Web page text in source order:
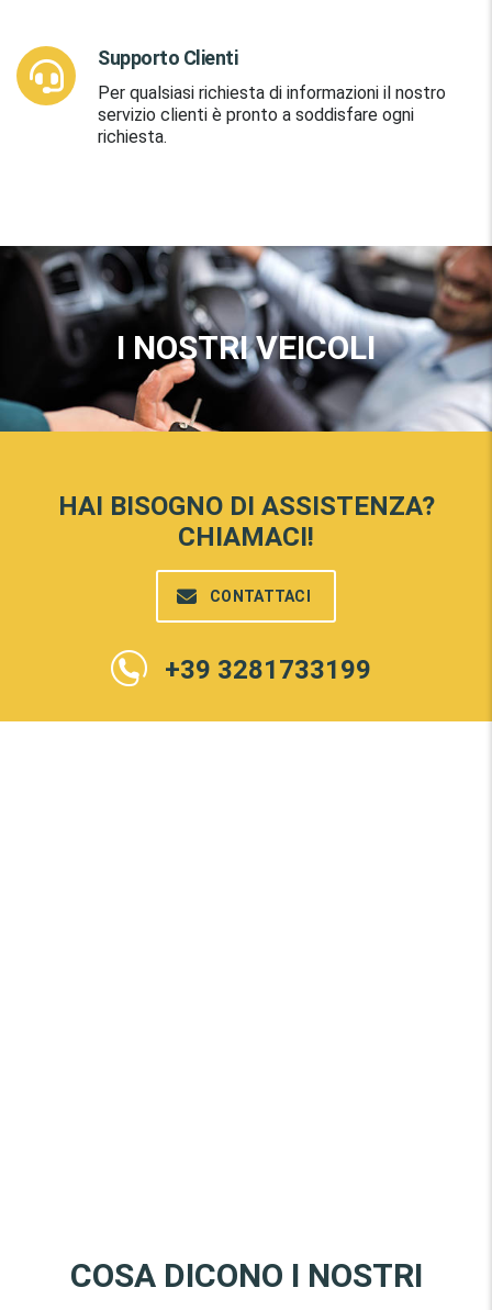
Supporto Clienti
Per qualsiasi richiesta di informazioni il nostro
servizio clienti è pronto a soddisfare ogni
richiesta.
I NOSTRI VEICOLI
HAI BISOGNO DI ASSISTENZA?
CHIAMACI!
CONTATTACI
+39 3281733199
COSA DICONO I NOSTRI